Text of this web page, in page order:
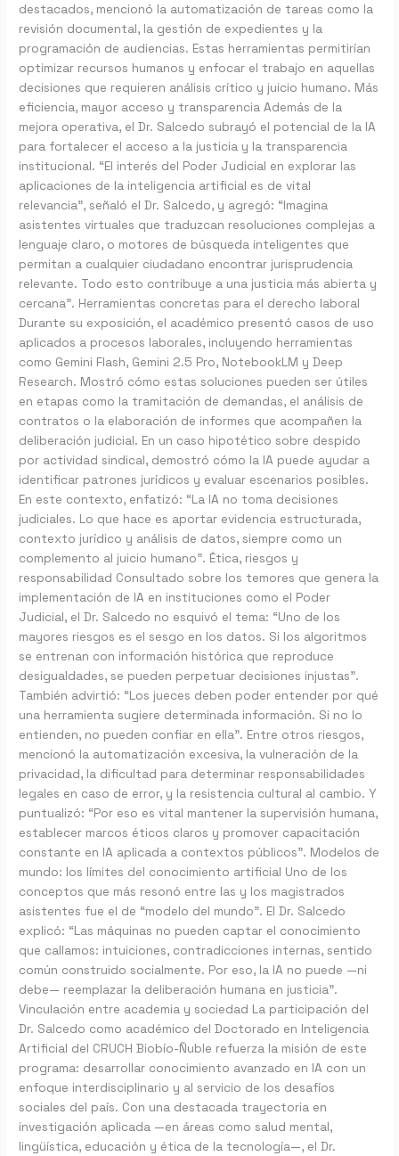
destacados, mencionó la automatización de tareas como la
revisión documental, la gestión de expedientes y la
programación de audiencias. Estas herramientas permitirían
optimizar recursos humanos y enfocar el trabajo en aquellas
decisiones que requieren análisis crítico y juicio humano. Más
eficiencia, mayor acceso y transparencia Además de la
mejora operativa, el Dr. Salcedo subrayó el potencial de la IA
para fortalecer el acceso a la justicia y la transparencia
institucional. “El interés del Poder Judicial en explorar las
aplicaciones de la inteligencia artificial es de vital
relevancia”, señaló el Dr. Salcedo, y agregó: “Imagina
asistentes virtuales que traduzcan resoluciones complejas a
lenguaje claro, o motores de búsqueda inteligentes que
permitan a cualquier ciudadano encontrar jurisprudencia
relevante. Todo esto contribuye a una justicia más abierta y
cercana”. Herramientas concretas para el derecho laboral
Durante su exposición, el académico presentó casos de uso
aplicados a procesos laborales, incluyendo herramientas
como Gemini Flash, Gemini 2.5 Pro, NotebookLM y Deep
Research. Mostró cómo estas soluciones pueden ser útiles
en etapas como la tramitación de demandas, el análisis de
contratos o la elaboración de informes que acompañen la
deliberación judicial. En un caso hipotético sobre despido
por actividad sindical, demostró cómo la IA puede ayudar a
identificar patrones jurídicos y evaluar escenarios posibles.
En este contexto, enfatizó: “La IA no toma decisiones
judiciales. Lo que hace es aportar evidencia estructurada,
contexto jurídico y análisis de datos, siempre como un
complemento al juicio humano”. Ética, riesgos y
responsabilidad Consultado sobre los temores que genera la
implementación de IA en instituciones como el Poder
Judicial, el Dr. Salcedo no esquivó el tema: “Uno de los
mayores riesgos es el sesgo en los datos. Si los algoritmos
se entrenan con información histórica que reproduce
desigualdades, se pueden perpetuar decisiones injustas”.
También advirtió: “Los jueces deben poder entender por qué
una herramienta sugiere determinada información. Si no lo
entienden, no pueden confiar en ella”. Entre otros riesgos,
mencionó la automatización excesiva, la vulneración de la
privacidad, la dificultad para determinar responsabilidades
legales en caso de error, y la resistencia cultural al cambio. Y
puntualizó: “Por eso es vital mantener la supervisión humana,
establecer marcos éticos claros y promover capacitación
constante en IA aplicada a contextos públicos”. Modelos de
mundo: los límites del conocimiento artificial Uno de los
conceptos que más resonó entre las y los magistrados
asistentes fue el de “modelo del mundo”. El Dr. Salcedo
explicó: “Las máquinas no pueden captar el conocimiento
que callamos: intuiciones, contradicciones internas, sentido
común construido socialmente. Por eso, la IA no puede —ni
debe— reemplazar la deliberación humana en justicia”.
Vinculación entre academia y sociedad La participación del
Dr. Salcedo como académico del Doctorado en Inteligencia
Artificial del CRUCH Biobío-Ñuble refuerza la misión de este
programa: desarrollar conocimiento avanzado en IA con un
enfoque interdisciplinario y al servicio de los desafíos
sociales del país. Con una destacada trayectoria en
investigación aplicada —en áreas como salud mental,
lingüística, educación y ética de la tecnología—, el Dr.